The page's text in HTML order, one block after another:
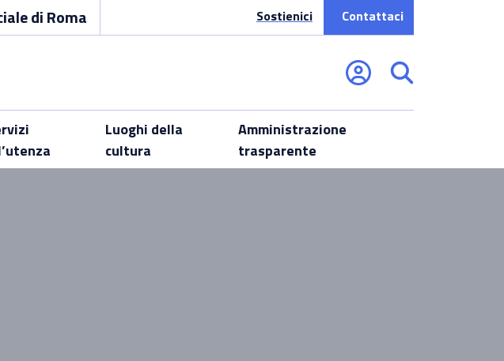
di Roma Sostienici Contattaci
Luoghi della
cultura
Amministrazione
trasparente